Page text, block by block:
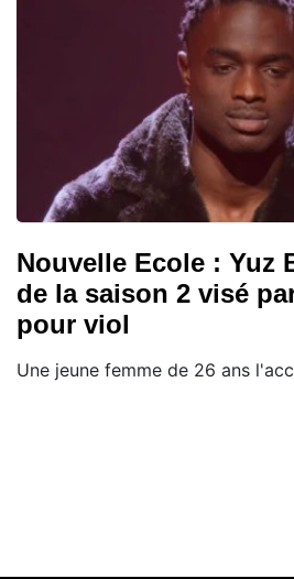
Nouvelle Ecole : Yuz
de la saison 2 visé
pour viol
Une jeune femme de 26 ans